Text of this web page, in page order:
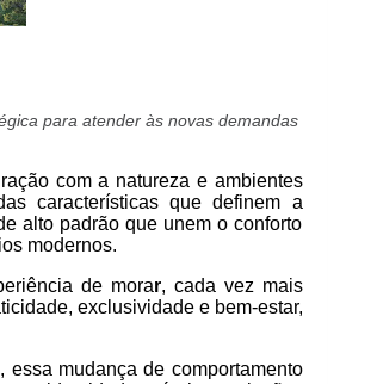
para atender às novas demandas
com a natureza e ambientes
características que definem a
alto padrão que unem o conforto
modernos.
de morar, cada vez mais
exclusividade e bem-estar,
mudança de comportamento